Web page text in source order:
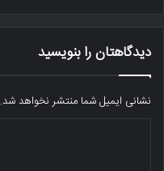
دیدگاهتان را بنویسید
نشانی ایمیل شما منتشر نخواهد شد.